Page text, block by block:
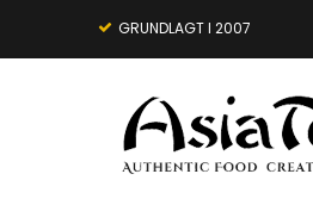
GRUNDLAGT I 2007